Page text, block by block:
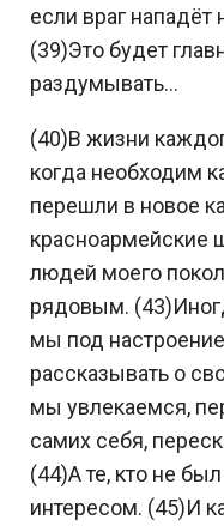
если враг
(39)Это будет
раздумывать...
(40)В жизни
когда необходим
перешли в новое
красноармейские
людей моего
рядовым.
мы под
рассказывать о
мы увлекаемся,
самих себя,
(44)А те, кто не
интересом. (45)И